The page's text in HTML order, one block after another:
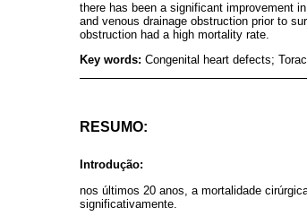
there has been a significant improvement
and venous drainage obstruction prior to
obstruction had a high mortality rate.
Key words: Congenital heart defects;
RESUMO:
Introdução:
nos últimos 20 anos, a mortalidade
significativamente.